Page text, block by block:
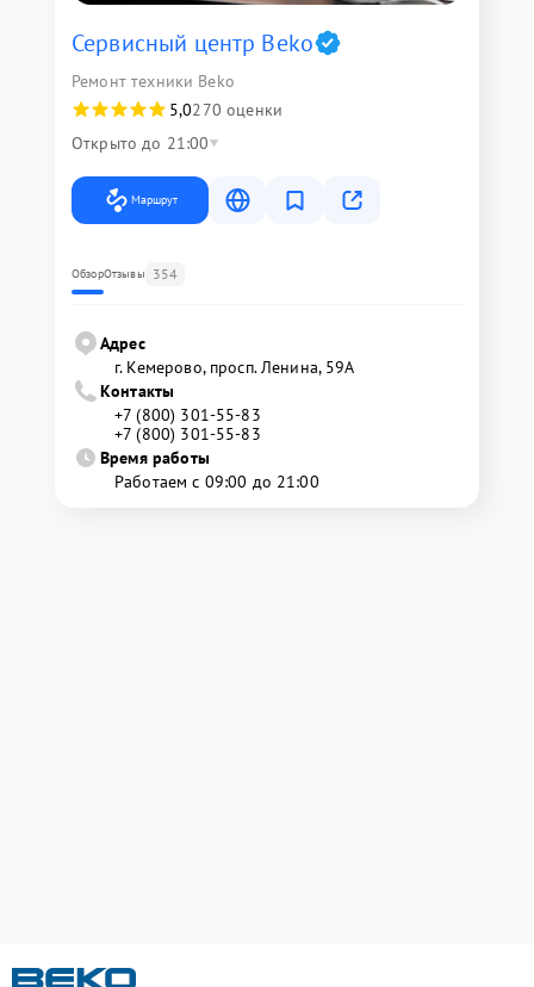
Сервисный центр Beko
Ремонт техники Beko
5,0270 оценки
Открыто до 21:00
Маршрут
ОбзорОтзывы 354
Адрес
г. Кемерово, просп. Ленина, 59А
Контакты
+7 (800) 301-55-83
+7 (800) 301-55-83
Время работы
Работаем с 09:00 до 21:00